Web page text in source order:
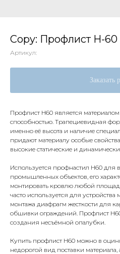
Copy: Профлист Н-60
Артикул:
Заказать
Профлист Н60 является
способностью. Трапециевидная
именно её высота и наличие
придают материалу особые
высокие статические и
Используется профнастил Н60 для
промышленных объектов, его
монтировать кровлю любой
часто используется для
монтажа диафрагм жесткости для
обшивки ограждений. Профлист
создания несъёмной опалубки.
Купить профлист Н60 можно в
недорогой вид поставки материала,